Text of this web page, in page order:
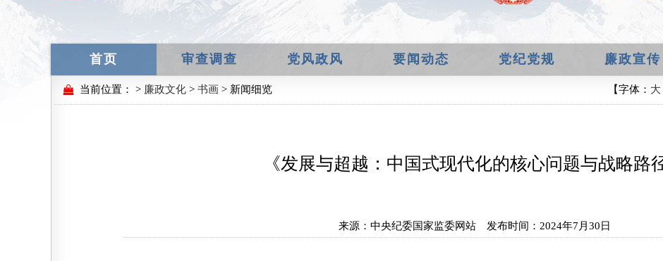
首页 审查调查 党风政风 要闻动态 党纪党规 廉政宣传
当前位置： > 廉政文化 > 书画 > 新闻细览 【字体： 大
《发展与超越：中国式现代化的核心问题与战略路
来源： 中央纪委国家监委网站 发布时间： 2024年7月30日